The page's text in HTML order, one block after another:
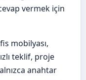
vermek için
mobilyası,
teklif, proje
anahtar